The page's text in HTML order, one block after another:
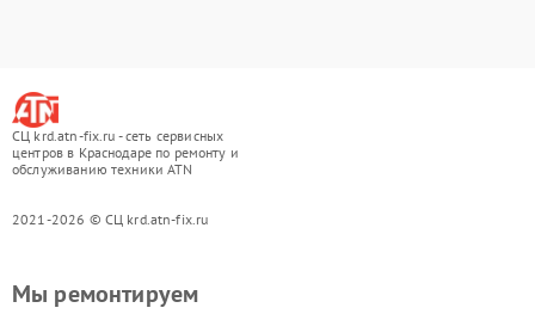
СЦ krd.atn-fix.ru - сеть сервисных
центров в Краснодаре по ремонту и
обслуживанию техники ATN
2021-2026 © СЦ krd.atn-fix.ru
Мы ремонтируем